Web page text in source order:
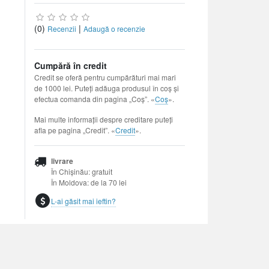
(0) Recenzii | Adaugă o recenzie
Cumpără în credit
Credit se oferă pentru cumpărături mai mari
de 1000 lei. Puteți adăuga produsul în coș și
efectua comanda din pagina „Coș”. «Coș».
Mai multe informații despre creditare puteți
afla pe pagina „Credit”. «Credit».
livrare
În Chișinău: gratuit
În Moldova: de la 70 lei
L-ai găsit mai ieftin?